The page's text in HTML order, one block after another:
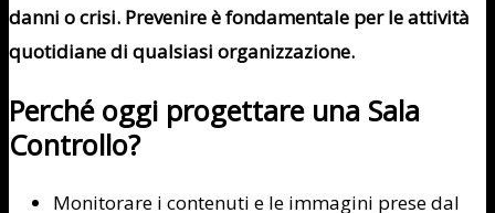
danni o crisi. Prevenire è fondamentale per le attività
quotidiane di qualsiasi organizzazione.
Perché oggi progettare una Sala
Controllo?
Monitorare i contenuti e le immagini prese dal